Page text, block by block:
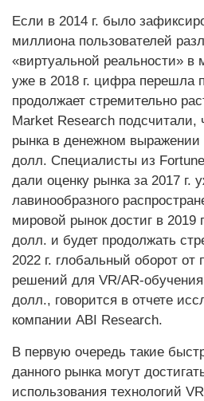
Если в 2014 г. было
миллиона пользователей
«виртуальной реальности» в
уже в 2018 г. цифра перешла
продолжает стремительно
Market Research подсчитали,
рынка в денежном
долл. Специалисты из
дали оценку рынка за 2017 г.
лавинообразного
мировой рынок достиг в 2019
долл. и будет продолжать
2022 г. глобальный оборот от
решений для VR/AR-
долл., говорится в отчете
компании ABI Research.
В первую очередь такие
данного рынка могут
использования технологий